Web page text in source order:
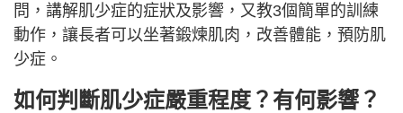
問，講解肌少症的症狀及影響，又教3個簡單的訓練
動作，讓長者可以坐著鍛煉肌肉，改善體能，預防肌
少症。
如何判斷肌少症嚴重程度？有何影響？